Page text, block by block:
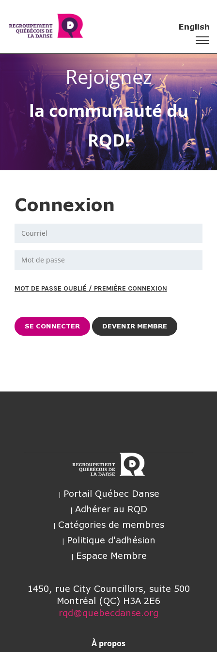
English
Rejoignez
la communauté du
RQD!
Connexion
MOT DE PASSE OUBLIÉ / PREMIÈRE CONNEXION
DEVENIR MEMBRE
Portail Québec Danse
Adhérer au RQD
Catégories de membres
Politique d'adhésion
Espace Membre
1450, rue City Councillors, suite 500
Montréal (QC) H3A 2E6
rqd@quebecdanse.org
À propos